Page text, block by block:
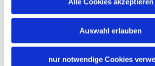
Auswahl erlauben
nur notwendige Cookies